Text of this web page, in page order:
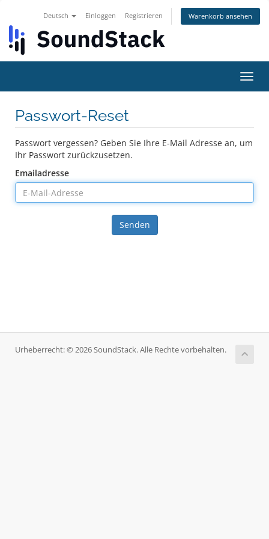
Deutsch Einloggen Registrieren Warenkorb ansehen
ein-/
Passwort-Reset
Passwort vergessen? Geben Sie Ihre E-Mail Adresse an, um
Ihr Passwort zurückzusetzen.
Emailadresse
Senden
Urheberrecht: © 2026 SoundStack. Alle Rechte vorbehalten.